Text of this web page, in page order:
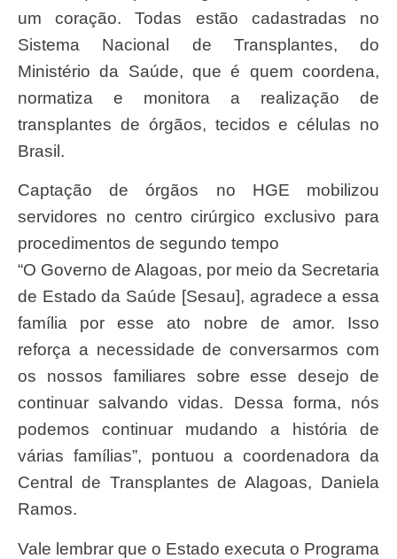
um coração. Todas estão cadastradas no
Sistema Nacional de Transplantes, do
Ministério da Saúde, que é quem coordena,
normatiza e monitora a realização de
transplantes de órgãos, tecidos e células no
Brasil.
Captação de órgãos no HGE mobilizou
servidores no centro cirúrgico exclusivo para
procedimentos de segundo tempo
“O Governo de Alagoas, por meio da Secretaria
de Estado da Saúde [Sesau], agradece a essa
família por esse ato nobre de amor. Isso
reforça a necessidade de conversarmos com
os nossos familiares sobre esse desejo de
continuar salvando vidas. Dessa forma, nós
podemos continuar mudando a história de
várias famílias”, pontuou a coordenadora da
Central de Transplantes de Alagoas, Daniela
Ramos.
Vale lembrar que o Estado executa o Programa